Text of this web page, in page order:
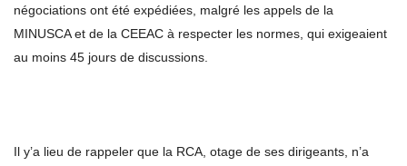
négociations ont été expédiées, malgré les appels de la
MINUSCA et de la CEEAC à respecter les normes, qui exigeaient
au moins 45 jours de discussions.
Il y’a lieu de rappeler que la RCA, otage de ses dirigeants, n’a